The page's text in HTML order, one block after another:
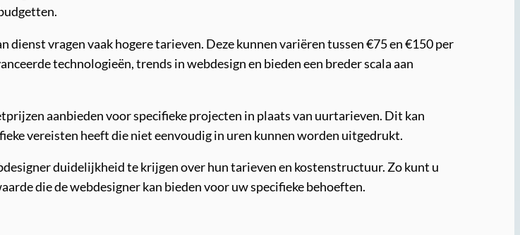
dienst vragen vaak hogere tarieven. Deze kunnen variëren tussen €75 en €150 per
technologieën, trends in webdesign en bieden een breder scala aan
aanbieden voor specifieke projecten in plaats van uurtarieven. Dit kan
vereisten heeft die niet eenvoudig in uren kunnen worden uitgedrukt.
duidelijkheid te krijgen over hun tarieven en kostenstructuur. Zo kunt u
die de webdesigner kan bieden voor uw specifieke behoeften.